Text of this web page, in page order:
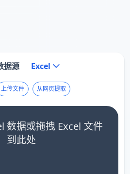
据源 Excel
上传文件 从网页提取
数据或拖拽 Excel 文件
到此处